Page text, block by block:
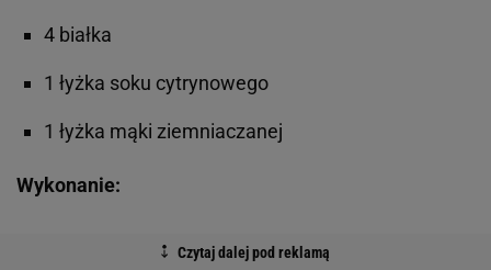
4 białka
1 łyżka soku cytrynowego
1 łyżka mąki ziemniaczanej
Wykonanie: